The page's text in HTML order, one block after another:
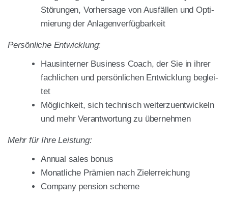
Stö­run­gen, Vor­her­sa­ge von Aus­fäl­len und Opti­
mie­rung der Anla­gen­ver­füg­bar­keit
Per­sön­li­che Ent­wick­lung:
Haus­in­ter­ner Busi­ness Coach, der Sie in ihrer
fach­li­chen und per­sön­li­chen Ent­wick­lung beglei­
tet
Mög­lich­keit, sich tech­nisch wei­ter­zu­ent­wi­ckeln
und mehr Ver­ant­wor­tung zu über­neh­men
Mehr für Ihre Leis­tung:
Annu­al sales bonus
Monat­li­che Prä­mi­en nach Ziel­er­rei­chung
Com­pa­ny pen­si­on sche­me